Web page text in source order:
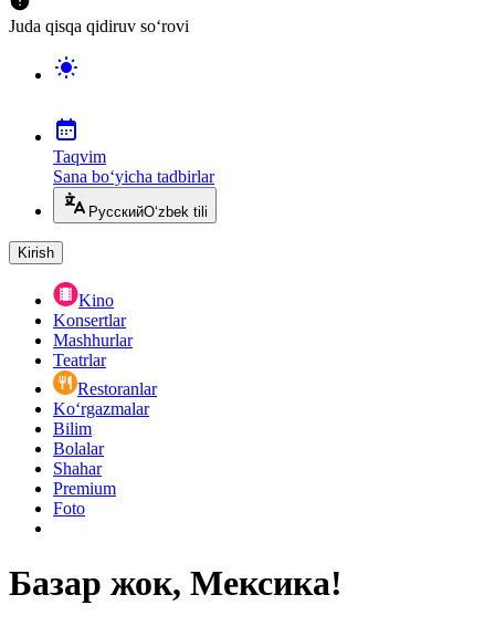
Juda qisqa qidiruv so‘rovi
Taqvim
Sana bo‘yicha tadbirlar
РусскийO‘zbek tili
Kirish
Kino
Konsertlar
Mashhurlar
Teatrlar
Restoranlar
Ko‘rgazmalar
Bilim
Bolalar
Shahar
Premium
Foto
Базар жок, Мексика!